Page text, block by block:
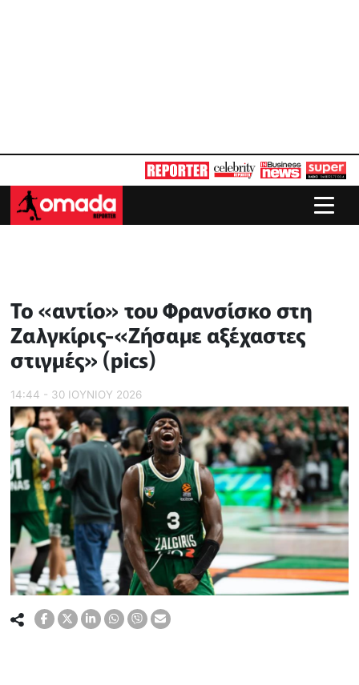
Το «αντίο» του Φρανσίσκο στη
Ζαλγκίρις-«Ζήσαμε αξέχαστες
στιγμές» (pics)
14:44 - 30 ΙΟΥΝΙΟΥ 2026